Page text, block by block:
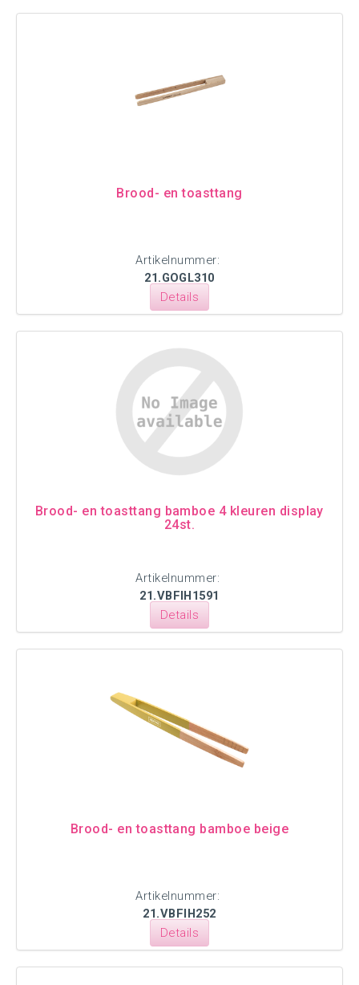
Brood- en toasttang
Artikelnummer:
21.GOGL310
Details
Brood- en toasttang bamboe 4 kleuren display
24st.
Artikelnummer:
21.VBFIH1591
Details
Brood- en toasttang bamboe beige
Artikelnummer:
21.VBFIH252
Details